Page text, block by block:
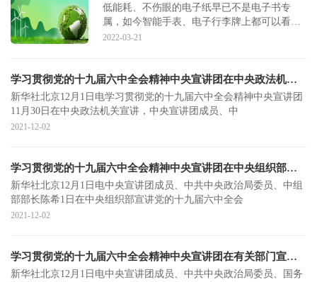
低能耗、不伤眼的电子纸早已不是电子书专
属，如今智能手表、电子行李牌上都可以看到
电子纸的应用。甚至，它可以应用于汽车车
2022-03-21
学习贯彻党的十九届六中全会精神中央宣讲团在中央政法机关宣讲（深入学习贯彻党的十九届六中全会精神）
新华社北京12月1日电学习贯彻党的十九届六中全会精神中央宣讲团
11月30日在中央政法机关宣讲，中央宣讲团成员、中
2021-12-02
学习贯彻党的十九届六中全会精神中央宣讲团在中央组织部宣讲（深入学习贯彻党的十九届六中全会精神）
新华社北京12月1日电中央宣讲团成员、中共中央政治局委员、中组
部部长陈希1日在中央组织部宣讲党的十九届六中全会
2021-12-02
学习贯彻党的十九届六中全会精神中央宣讲团在有关部门宣讲（深入学习贯彻党的十九届六中全会精神）
新华社北京12月1日电中央宣讲团成员、中共中央政治局委员、国务